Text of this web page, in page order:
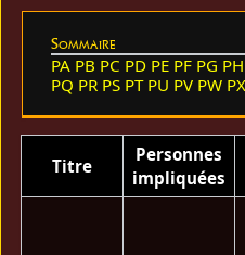
Sommaire
PA PB PC PD PE PF PG PH
PQ PR PS PT PU PV PW PX
Titre
Personnes
impliquées